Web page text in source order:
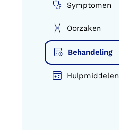
Symptomen
Oorzaken
Behandeling
Hulpmiddelen